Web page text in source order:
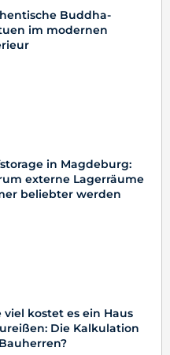
Buddha-
im modernen
in Magdeburg:
externe Lagerräume
beliebter werden
viel kostet es ein Haus
Die Kalkulation